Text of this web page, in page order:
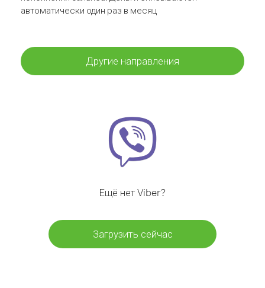
автоматически один раз в месяц
Другие направления
Ещё нет Viber?
Загрузить сейчас